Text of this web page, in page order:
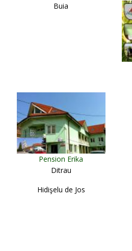
Buia
Pension Erika
Ditrau
Hidişelu de Jos